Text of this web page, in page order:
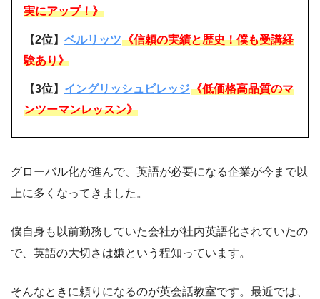
実にアップ！》
【2位】 ベルリッツ《信頼の実績と歴史！僕も受講経
験あり》
【3位】 イングリッシュビレッジ《低価格高品質のマ
ンツーマンレッスン》
グローバル化が進んで、英語が必要になる企業が今まで以
上に多くなってきました。
僕自身も以前勤務していた会社が社内英語化されていたの
で、英語の大切さは嫌という程知っています。
そんなときに頼りになるのが英会話教室です。最近では、